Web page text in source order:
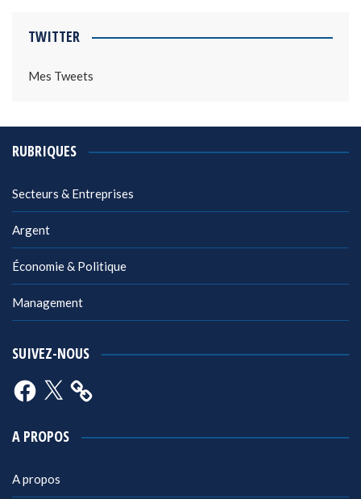
TWITTER
Mes Tweets
RUBRIQUES
Secteurs & Entreprises
Argent
Économie & Politique
Management
SUIVEZ-NOUS
Facebook
X
A PROPOS
A propos